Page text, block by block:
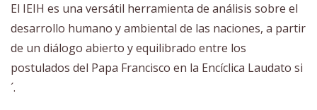
El IEIH es una versátil herramienta de análisis sobre el
desarrollo humano y ambiental de las naciones, a partir
de un diálogo abierto y equilibrado entre los
postulados del Papa Francisco en la Encíclica Laudato si
´.